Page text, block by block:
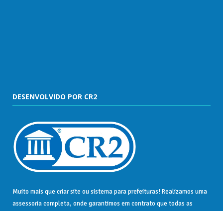
DESENVOLVIDO POR CR2
Muito mais que criar site ousistema para prefeituras! Realizamos uma
assessoriacompleta, onde garantimos em contrato que todas as